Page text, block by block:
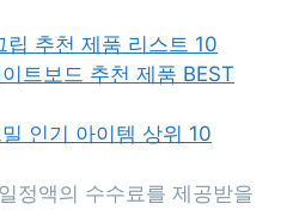
립 추천 제품 리스트 10
트보드 추천 제품 BEST
인기 아이템 상위 10
정액의 수수료를 제공받을